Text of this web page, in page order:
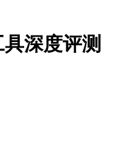
深度评测